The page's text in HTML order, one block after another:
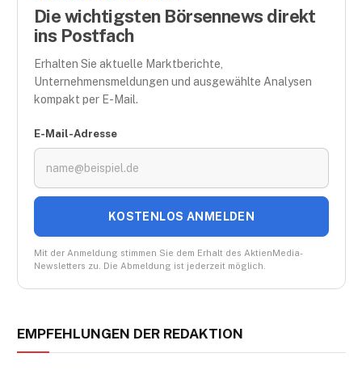
Die wichtigsten Börsennews direkt
ins Postfach
Erhalten Sie aktuelle Marktberichte,
Unternehmensmeldungen und ausgewählte Analysen
kompakt per E-Mail.
E-Mail-Adresse
KOSTENLOS ANMELDEN
Mit der Anmeldung stimmen Sie dem Erhalt des AktienMedia-
Newsletters zu. Die Abmeldung ist jederzeit möglich.
EMPFEHLUNGEN DER REDAKTION